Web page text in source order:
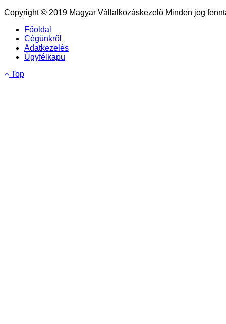
Copyright © 2019 Magyar Vállalkozáskezelő Minden jog
Főoldal
Cégünkről
Adatkezelés
Ügyfélkapu
Top